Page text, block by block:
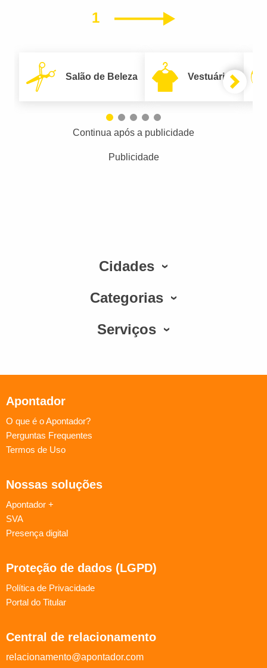
1 Próximo
Salão de Beleza Vestuário
Continua após a publicidade
Publicidade
Cidades
Categorias
Serviços
Apontador
O que é o Apontador?
Perguntas Frequentes
Termos de Uso
Nossas soluções
Apontador +
SVA
Presença digital
Proteção de dados (LGPD)
Política de Privacidade
Portal do Titular
Central de relacionamento
relacionamento@apontador.com